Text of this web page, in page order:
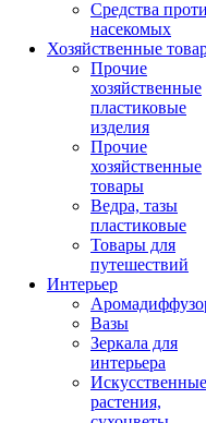
Средства
насекомых
Хозяйственные
Прочие
хозяйственные
пластиковые
изделия
Прочие
хозяйственные
товары
Ведра, тазы
пластиковые
Товары для
путешествий
Интерьер
Вазы
Зеркала для
интерьера
Искусственные
растения,